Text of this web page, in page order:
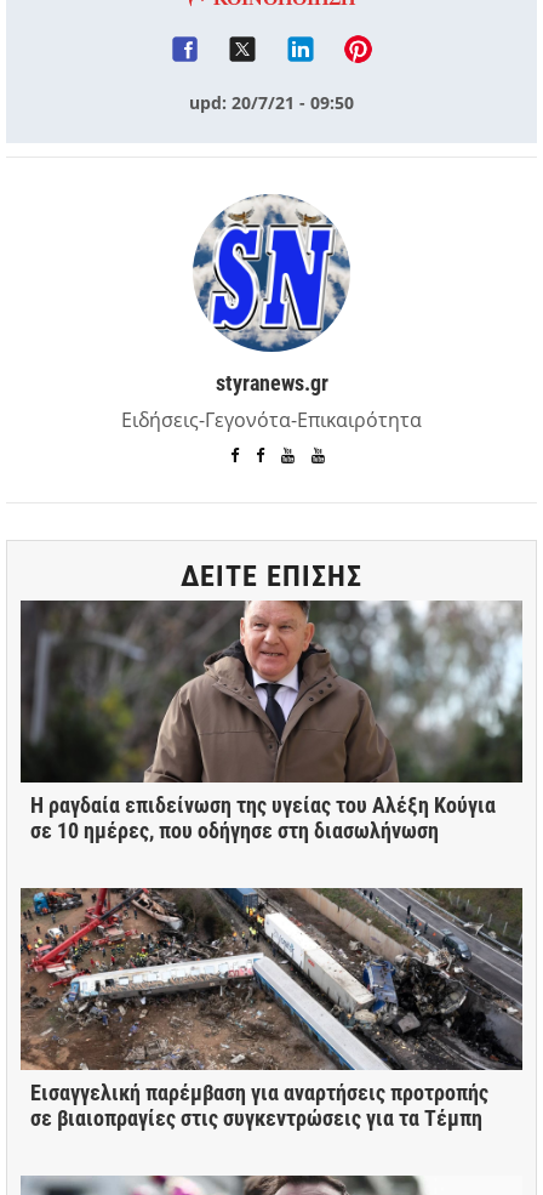
upd: 20/7/21 - 09:50
styranews.gr
Ειδήσεις-Γεγονότα-Επικαιρότητα
ΔΕΙΤΕ ΕΠΙΣΗΣ
Η ραγδαία επιδείνωση της υγείας του Αλέξη Κούγια
σε 10 ημέρες, που οδήγησε στη διασωλήνωση
Εισαγγελική παρέμβαση για αναρτήσεις προτροπής
σε βιαιοπραγίες στις συγκεντρώσεις για τα Τέμπη